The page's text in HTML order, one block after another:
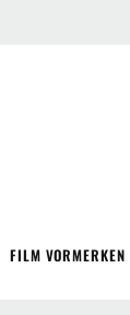
FILM VORMERKEN